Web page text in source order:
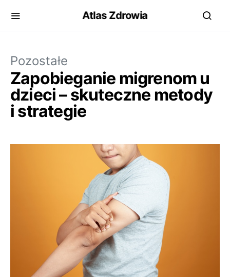
Atlas Zdrowia
Pozostałe
Zapobieganie migrenom u
dzieci – skuteczne metody
i strategie